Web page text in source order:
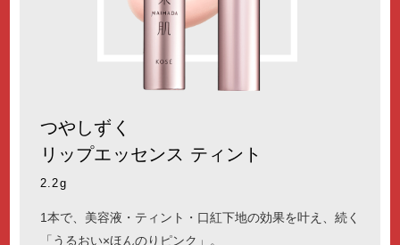
つやしずく
リップエッセンス ティント
2.2g
1本で、美容液・ティント・口紅下地の効果を叶え、続く
「うるおい×ほんのりピンク」。